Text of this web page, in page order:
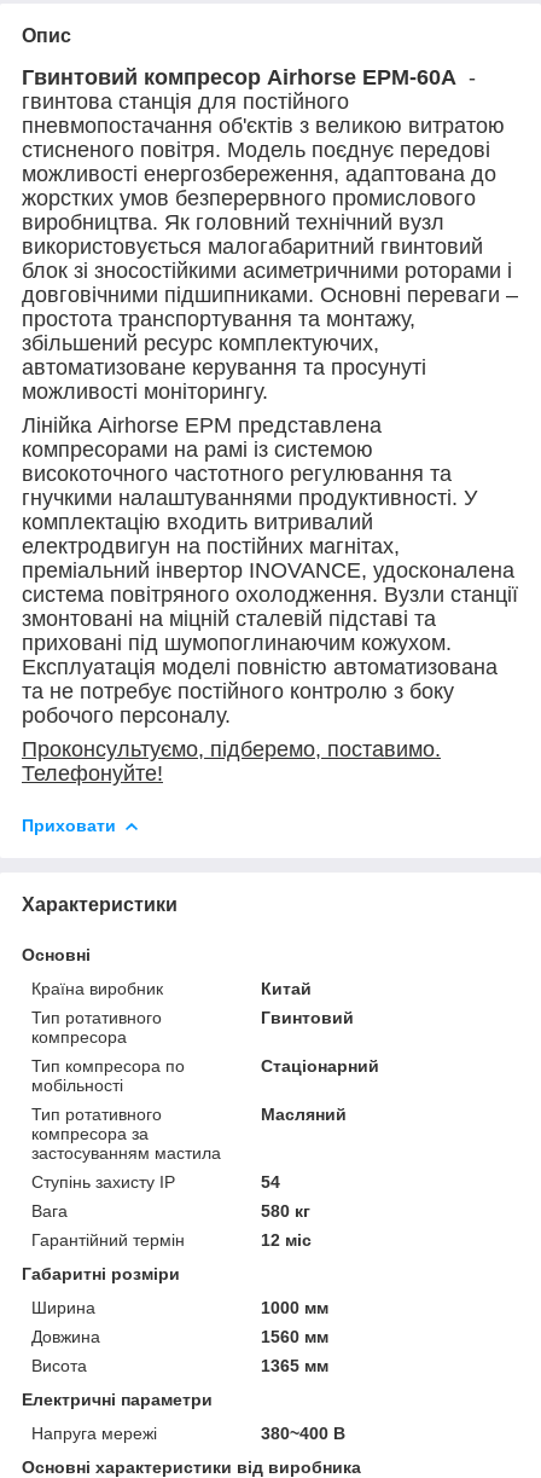
Опис
Гвинтовий компресор Airhorse EPM-60A -
гвинтова станція для постійного
пневмопостачання об'єктів з великою витратою
стисненого повітря. Модель поєднує передові
можливості енергозбереження, адаптована до
жорстких умов безперервного промислового
виробництва. Як головний технічний вузл
використовується малогабаритний гвинтовий
блок зі зносостійкими асиметричними роторами і
довговічними підшипниками. Основні переваги –
простота транспортування та монтажу,
збільшений ресурс комплектуючих,
автоматизоване керування та просунуті
можливості моніторингу.
Лінійка Airhorse EPM представлена ​​
компресорами на рамі із системою
високоточного частотного регулювання та
гнучкими налаштуваннями продуктивності. У
комплектацію входить витривалий
електродвигун на постійних магнітах,
преміальний інвертор INOVANCE, удосконалена
система повітряного охолодження. Вузли станції
змонтовані на міцній сталевій підставі та
приховані під шумопоглинаючим кожухом.
Експлуатація моделі повністю автоматизована
та не потребує постійного контролю з боку
робочого персоналу.
Проконсультуємо, підберемо, поставимо.
Телефонуйте!
Приховати
Характеристики
Основні
Країна виробник
Китай
Тип ротативного
компресора
Гвинтовий
Тип компресора по
мобільності
Стаціонарний
Тип ротативного
компресора за
застосуванням мастила
Масляний
Ступінь захисту IP
54
Вага
580 кг
Гарантійний термін
12 міс
Габаритні розміри
Ширина
1000 мм
Довжина
1560 мм
Висота
1365 мм
Електричні параметри
Напруга мережі
380~400 В
Основні характеристики від виробника